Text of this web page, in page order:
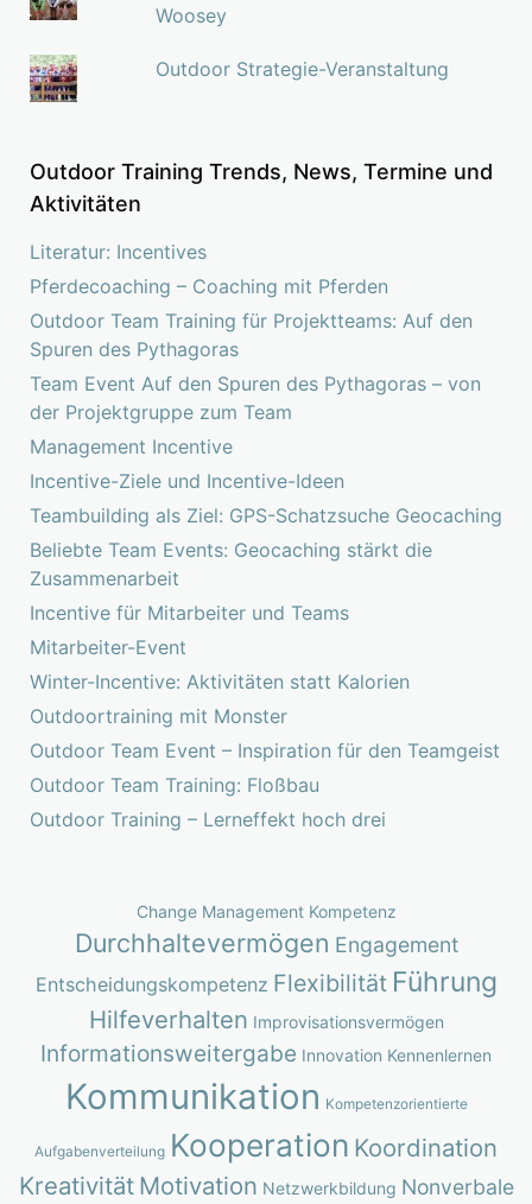
Woosey
Outdoor Strategie-Veranstaltung
Outdoor Training Trends, News, Termine und
Aktivitäten
Literatur: Incentives
Pferdecoaching – Coaching mit Pferden
Outdoor Team Training für Projektteams: Auf den
Spuren des Pythagoras
Team Event Auf den Spuren des Pythagoras – von
der Projektgruppe zum Team
Management Incentive
Incentive-Ziele und Incentive-Ideen
Teambuilding als Ziel: GPS-Schatzsuche Geocaching
Beliebte Team Events: Geocaching stärkt die
Zusammenarbeit
Incentive für Mitarbeiter und Teams
Mitarbeiter-Event
Winter-Incentive: Aktivitäten statt Kalorien
Outdoortraining mit Monster
Outdoor Team Event – Inspiration für den Teamgeist
Outdoor Team Training: Floßbau
Outdoor Training – Lerneffekt hoch drei
Change Management Kompetenz
Durchhaltevermögen Engagement
Entscheidungskompetenz Flexibilität Führung
Hilfeverhalten Improvisationsvermögen
Informationsweitergabe Innovation Kennenlernen
Kommunikation Kompetenzorientierte
Aufgabenverteilung Kooperation Koordination
Kreativität Motivation Netzwerkbildung Nonverbale